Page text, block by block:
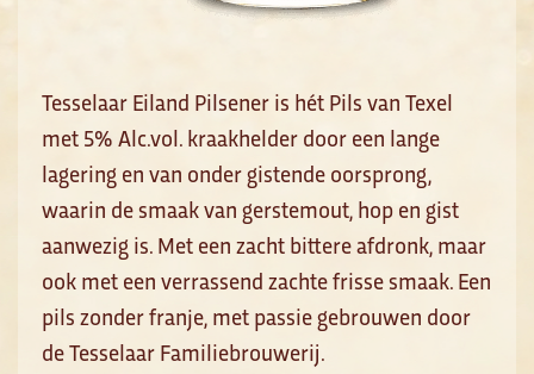
Tesselaar Eiland Pilsener is hét Pils van Texel
met 5% Alc.vol. kraakhelder door een lange
lagering en van onder gistende oorsprong,
waarin de smaak van gerstemout, hop en gist
aanwezig is. Met een zacht bittere afdronk, maar
ook met een verrassend zachte frisse smaak. Een
pils zonder franje, met passie gebrouwen door
de Tesselaar Familiebrouwerij.